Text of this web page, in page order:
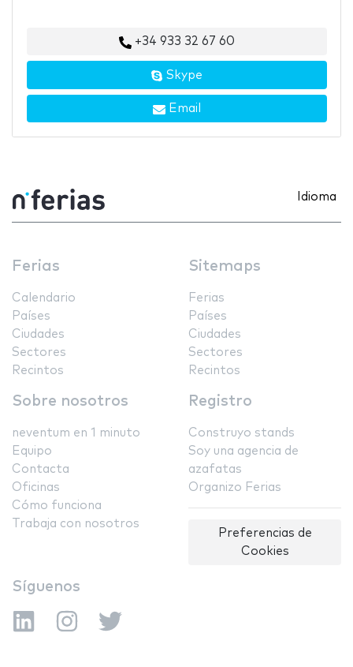
+34 933 32 67 60
Skype
Email
Idioma
Ferias
Calendario
Países
Ciudades
Sectores
Recintos
Sitemaps
Ferias
Países
Ciudades
Sectores
Recintos
Sobre nosotros
neventum en 1 minuto
Equipo
Contacta
Oficinas
Cómo funciona
Trabaja con nosotros
Registro
Construyo stands
Soy una agencia de
azafatas
Organizo Ferias
Preferencias de
Cookies
Síguenos